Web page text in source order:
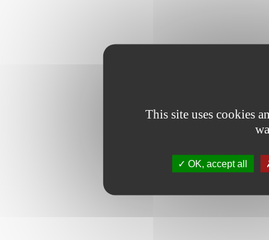
This site uses cookies
OK, accept all